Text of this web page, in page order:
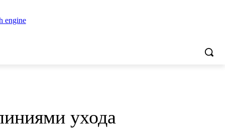
ухода